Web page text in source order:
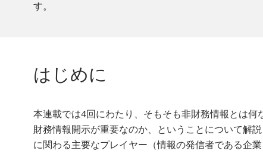
す。
はじめに
本連載では4回にわたり、そもそも非財務情報とは
財務情報開示が重要なのか、ということについて解説
に関わる主要なプレイヤー（情報の発信者である企